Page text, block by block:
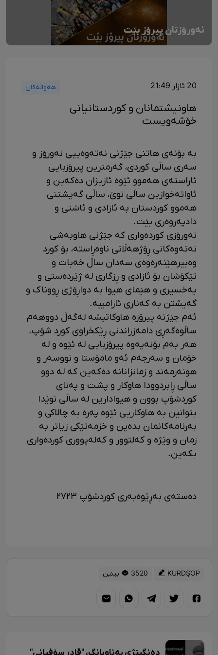
نەورۆزتان پیرۆز بێت
20 ئازار 21:49 هەواڵەکان
هاونیشتمانان و کوردستانیانی
خۆشەویست
بە بۆنەی هاتنی جێژنی نەتەوەییی نەورۆز و
سەری ساڵی کوردی، گەرمترین پیرۆزبایی
ئاراستەی هەموو ئێوە ئازیزان دەکەین و
ئاواتەخوازین ساڵی نوێ، ساڵی گەیشتنی
هەموو کوردستان بە ئازادی و ئاشتی و
دادپەروەری بێت.
نەورۆزی کوردەواری کە جێژنی هاوبەشی
نەتەوەکانی ڕۆژهەڵاتی ناوەڕاستە، بۆ کورد
وەبیرهێنەرەوەی سەدان ساڵ خەبات و
تێکۆشان بۆ ئازادی و ڕزگاری لە ژێردەستی و
یەخسیری و هێمای هیوا بە دواڕۆژی ڕووناک و
گەیشتن بە کەناری ئارامییە.
ئەم جێژنە پیرۆزە هاوکاتیشە لەگەڵ دووهەم
ساڵوەگەڕی دامەزراندنی ڕێکخراوی کورد شۆپ.
هەر بەم بۆنەیەوە پیرۆزبایی لە ئێوە و لە
خۆمان و سەرجەم ئەو مامۆستا و نووسەر و
هونەرمەند و زمانزانانە دەکەین کە لە دوو
ساڵی ڕابردوودا هاوکار و پشت و پەنای
کوردشۆپ بوون و هیوادارین لە ساڵی نوێدا
بتوانین بە هاوکاریی ئێوە پەرە بە چالاکی و
بەرنامەکانمان بدەین و خزمەتێکی زیاتر بە
زمان و وێژە و کەلتوور و کەلەپووری کوردەواری
بکەین.
دەستەی بەڕێوەبەری کوردشۆپ ٢٧٢٣
KURDŞOP 3520 بینین
دەنگبێژی بەناوبانگ، "قادر سۆفیانی"